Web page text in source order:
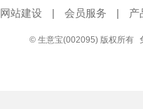
网站建设 | 会员服务 | 产
© 生意宝(002095) 版权所有